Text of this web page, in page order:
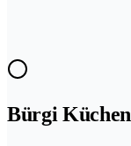
Bürgi Küchen